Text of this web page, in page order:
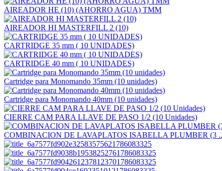
AIREADOR HE (10) (AHORRO AGUA) TMM
AIREADOR HI MASTERFILL 2 (10)
CARTRIDGE 35 mm ( 10 UNIDADES)
CARTRIDGE 40 mm ( 10 UNIDADES)
Cartridge para Monomando 35mm (10 unidades)
Cartridge para Monomando 40mm (10 unidades)
CIERRE CAM PARA LLAVE DE PASO 1/2 (10 Unidades)
COMBINACION DE LAVAPLATOS ISABELLA PLUMBER (3